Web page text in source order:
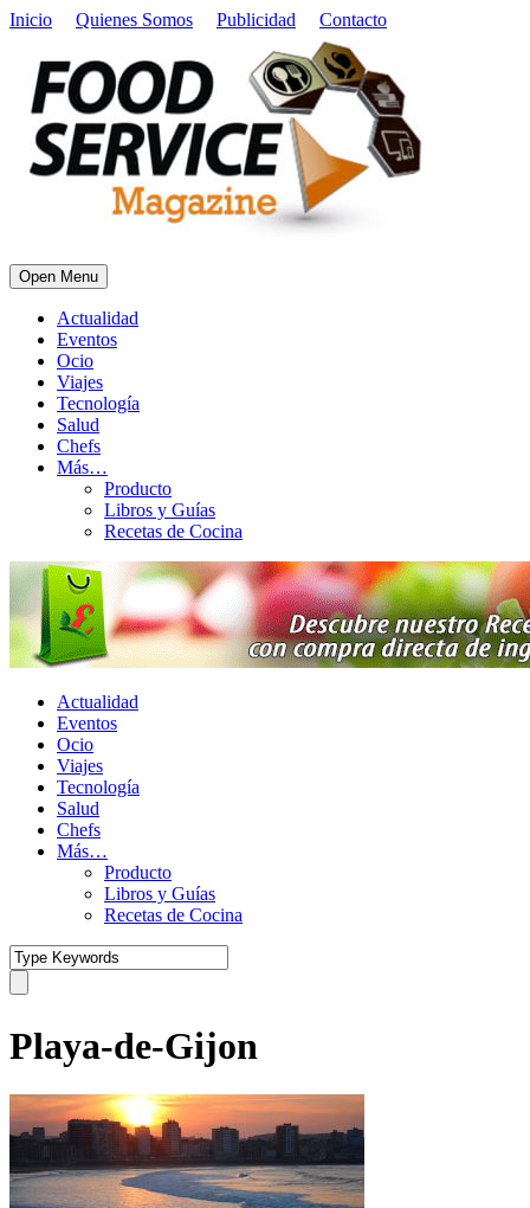
Inicio Quienes Somos Publicidad Contacto
Open Menu
Actualidad
Eventos
Ocio
Viajes
Tecnología
Salud
Chefs
Más…
Producto
Libros y Guías
Recetas de Cocina
Actualidad
Eventos
Ocio
Viajes
Tecnología
Salud
Chefs
Más…
Producto
Libros y Guías
Recetas de Cocina
Playa-de-Gijon